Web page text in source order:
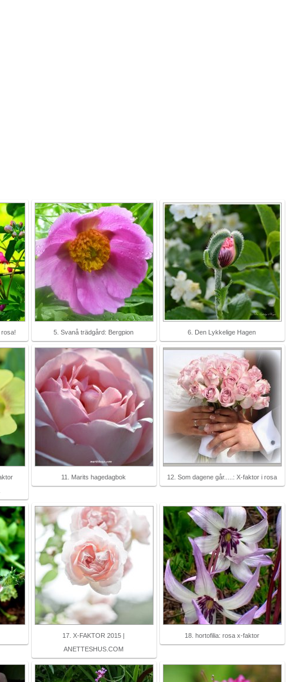
5. Svanå trädgård: Bergpion 6. Den Lykkelige Hagen
11. Marits hagedagbok 12. Som dagene går.....: X-faktor i rosa
17. X-FAKTOR 2015 |
ANETTESHUS.COM
18. hortofilia: rosa x-faktor